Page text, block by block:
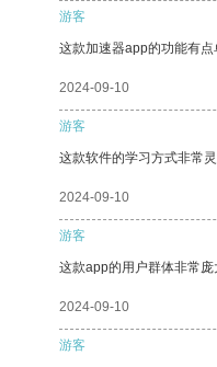
游客
这款加速器app的功能有点
2024-09-10
游客
这款软件的学习方式非常
2024-09-10
游客
这款app的用户群体非常庞
2024-09-10
游客